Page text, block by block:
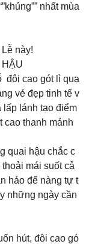
nhất mùa
này!
đôi cao gót lì qua
vẻ đẹp tinh tế v
lấp lánh tạo điểm
cao thanh mảnh
quai hậu chắc c
mái suốt cả
hảo để nàng tự t
những ngày cần
hút, đôi cao gó